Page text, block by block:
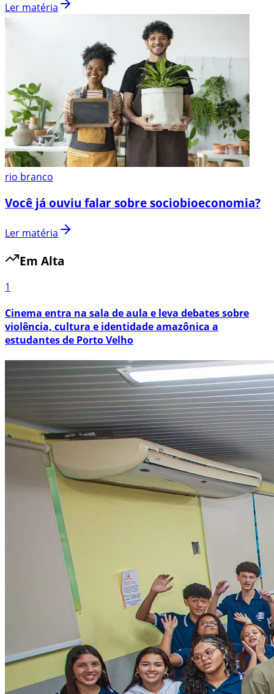
Ler matéria
rio branco
Você já ouviu falar sobre sociobioeconomia?
Ler matéria
Em Alta
1
Cinema entra na sala de aula e leva debates sobre
violência, cultura e identidade amazônica a
estudantes de Porto Velho